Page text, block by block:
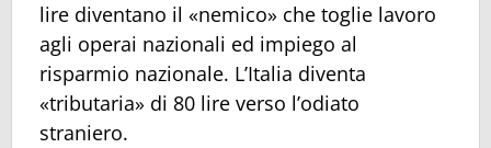
lire diventano il «nemico» che toglie lavoro
agli operai nazionali ed impiego al
risparmio nazionale. L’Italia diventa
«tributaria» di 80 lire verso l’odiato
straniero.